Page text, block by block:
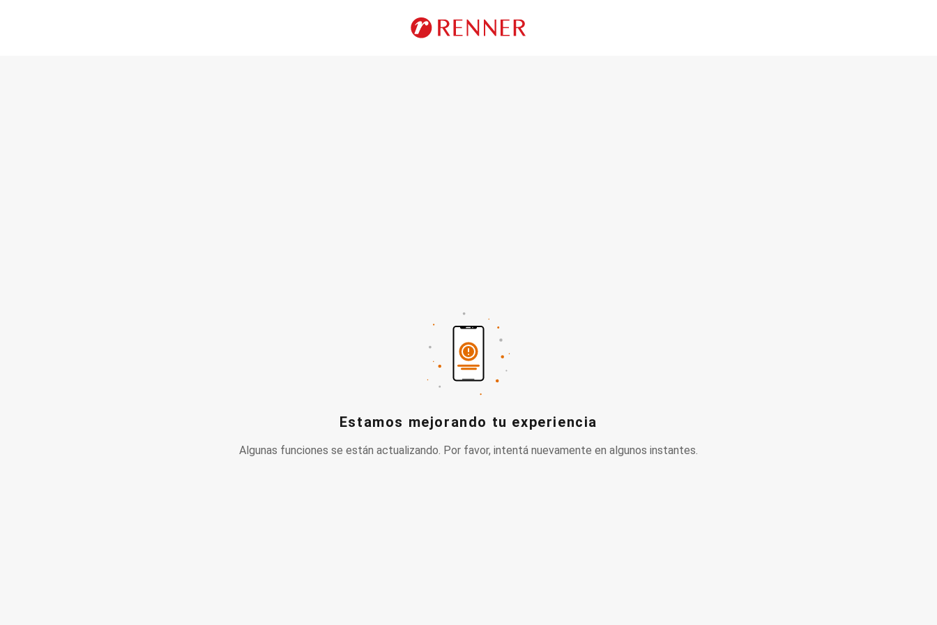
Estamos mejorando tu experiencia
Algunas funciones se están actualizando. Por favor, intentá nuevamente en algunos instantes.